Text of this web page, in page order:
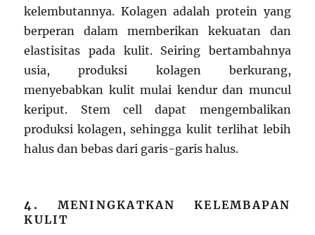
kelembutannya. Kolagen adalah protein yang
berperan dalam memberikan kekuatan dan
elastisitas pada kulit. Seiring bertambahnya
usia, produksi kolagen berkurang,
menyebabkan kulit mulai kendur dan muncul
keriput. Stem cell dapat mengembalikan
produksi kolagen, sehingga kulit terlihat lebih
halus dan bebas dari garis-garis halus.
4. MENINGKATKAN KELEMBAPAN
KULIT